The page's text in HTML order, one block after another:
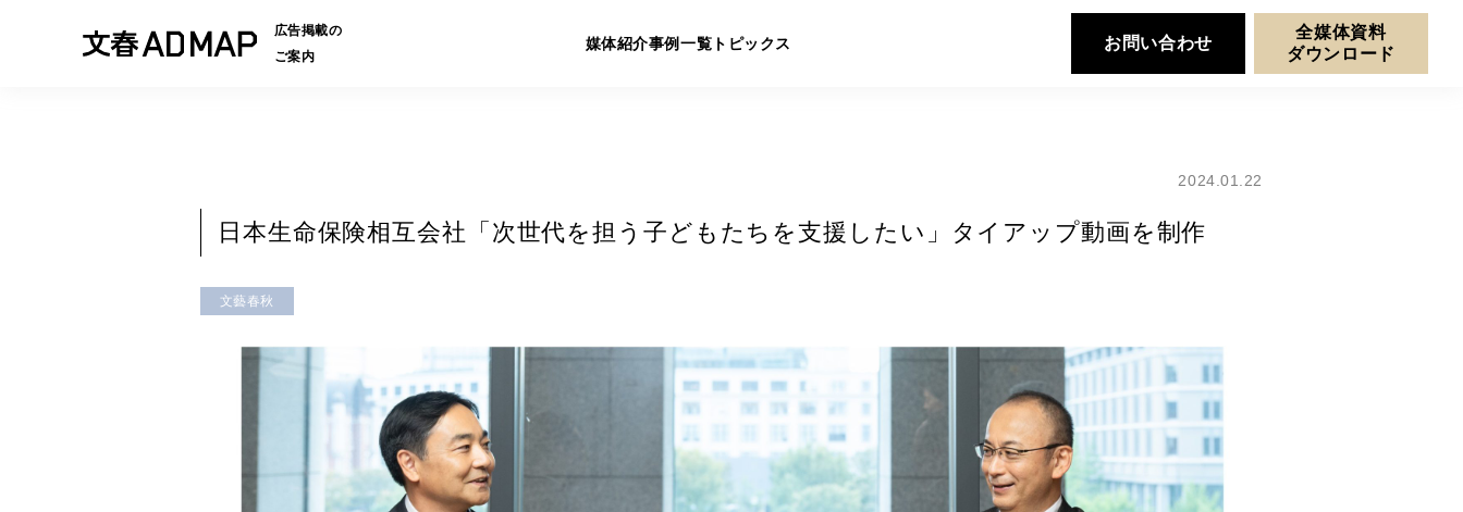
広告掲載の
ご案内
媒体紹介事例一覧 トピックス お問い合わせ
全媒体資料
ダウンロード
2024.01.22
日本生命保険相互会社「次世代を担う子どもたちを支援したい」タイアップ動画を制作
文藝春秋